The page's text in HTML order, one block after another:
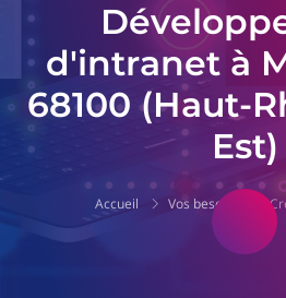
d'intranet à
68100 (Haut-
Est)
Accueil Vos besoins